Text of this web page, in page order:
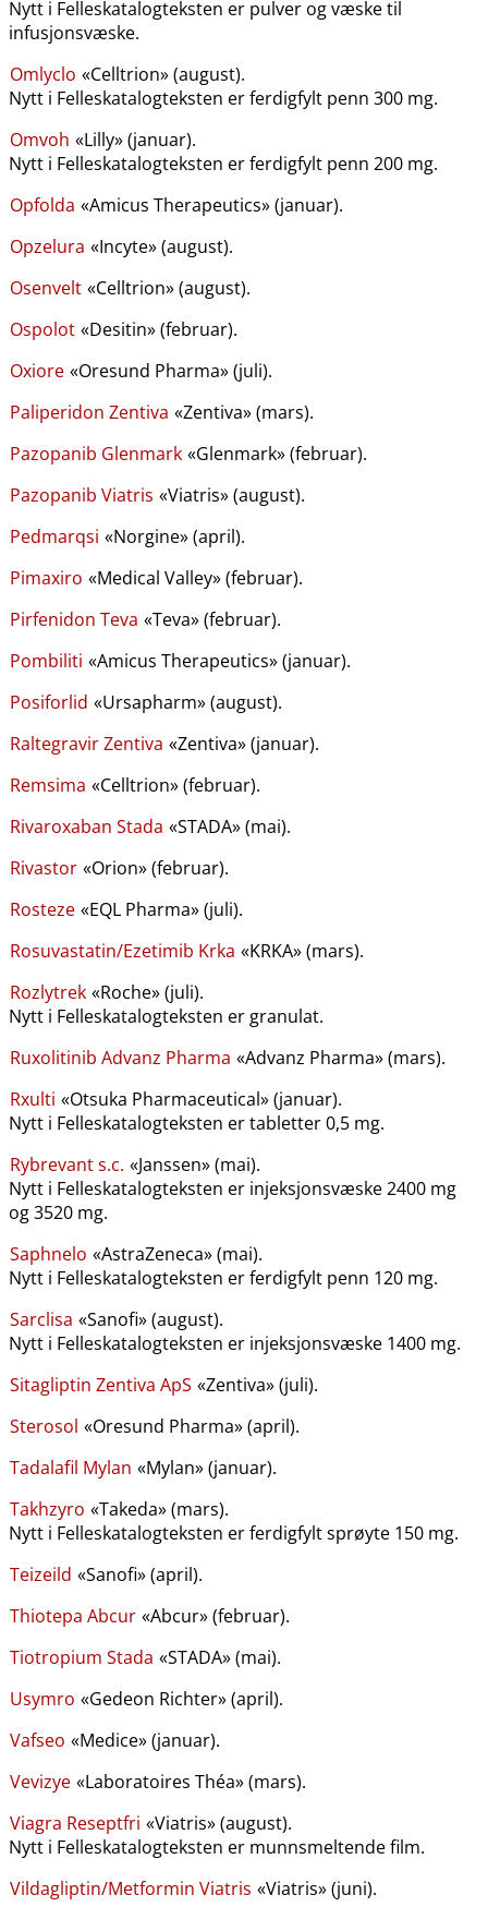
Nytt i Felleskatalogteksten er pulver og væske til
infusjonsvæske.
Omlyclo «Celltrion» (august).
Nytt i Felleskatalogteksten er ferdigfylt penn 300 mg.
Omvoh «Lilly» (januar).
Nytt i Felleskatalogteksten er ferdigfylt penn 200 mg.
Opfolda «Amicus Therapeutics» (januar).
Opzelura «Incyte» (august).
Osenvelt «Celltrion» (august).
Ospolot «Desitin» (februar).
Oxiore «Oresund Pharma» (juli).
Paliperidon Zentiva «Zentiva» (mars).
Pazopanib Glenmark «Glenmark» (februar).
Pazopanib Viatris «Viatris» (august).
Pedmarqsi «Norgine» (april).
Pimaxiro «Medical Valley» (februar).
Pirfenidon Teva «Teva» (februar).
Pombiliti «Amicus Therapeutics» (januar).
Posiforlid «Ursapharm» (august).
Raltegravir Zentiva «Zentiva» (januar).
Remsima «Celltrion» (februar).
Rivaroxaban Stada «STADA» (mai).
Rivastor «Orion» (februar).
Rosteze «EQL Pharma» (juli).
Rosuvastatin​​/​​Ezetimib Krka «KRKA» (mars).
Rozlytrek «Roche» (juli).
Nytt i Felleskatalogteksten er granulat.
Ruxolitinib Advanz Pharma «Advanz Pharma» (mars).
Rxulti «Otsuka Pharmaceutical» (januar).
Nytt i Felleskatalogteksten er tabletter 0,5 mg.
Rybrevant s.c. «Janssen» (mai).
Nytt i Felleskatalogteksten er injeksjonsvæske 2400 mg
og 3520 mg.
Saphnelo «AstraZeneca» (mai).
Nytt i Felleskatalogteksten er ferdigfylt penn 120 mg.
Sarclisa «Sanofi» (august).
Nytt i Felleskatalogteksten er injeksjonsvæske 1400 mg.
Sitagliptin Zentiva ApS «Zentiva» (juli).
Sterosol «Oresund Pharma» (april).
Tadalafil Mylan «Mylan» (januar).
Takhzyro «Takeda» (mars).
Nytt i Felleskatalogteksten er ferdigfylt sprøyte 150 mg.
Teizeild «Sanofi» (april).
Thiotepa Abcur «Abcur» (februar).
Tiotropium Stada «STADA» (mai).
Usymro «Gedeon Richter» (april).
Vafseo «Medice» (januar).
Vevizye «Laboratoires Théa» (mars).
Viagra Reseptfri «Viatris» (august).
Nytt i Felleskatalogteksten er munnsmeltende film.
Vildagliptin​/​Metformin Viatris «Viatris» (juni).